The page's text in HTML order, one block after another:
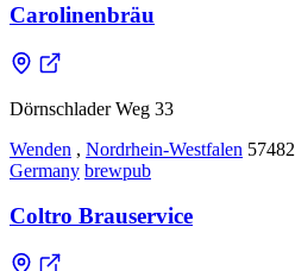
Carolinenbräu
Dörnschlader Weg 33
Wenden , Nordrhein-Westfalen 57482
Germany brewpub
Coltro Brauservice